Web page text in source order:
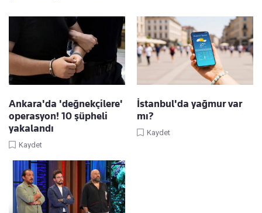
Ankara'da 'değnekçilere'
operasyon! 10 şüpheli
yakalandı
Kaydet
İstanbul'da yağmur var
mı?
Kaydet